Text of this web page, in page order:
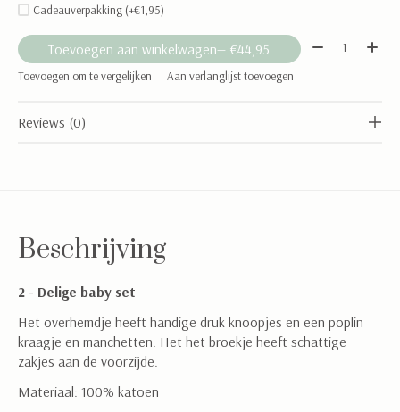
Cadeauverpakking (+€1,95)
Toevoegen aan winkelwagen — €44,95 Aantal:
Toevoegen om te vergelijken Aan verlanglijst toevoegen
Reviews (0)
Beschrijving
2 - Delige baby set
Het overhemdje heeft handige druk knoopjes en een poplin
kraagje en manchetten. Het het broekje heeft schattige
zakjes aan de voorzijde.
Materiaal: 100% katoen